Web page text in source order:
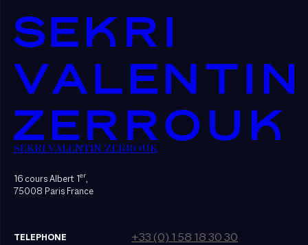
SEKRI VALENTIN ZERROUK
16 cours Albert 1er,
75008 Paris France
TELEPHONE +33 (0) 1 58 18 30 30